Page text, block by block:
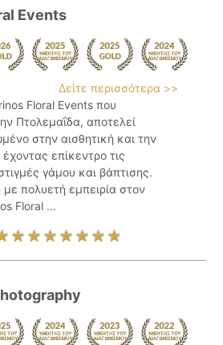
Events
Δείτε περισσότερα >>
Floral Events που
Πτολεμαΐδα, αποτελεί
στην αισθητική και την
επίκεντρο τις
γάμου και βάπτισης.
με πολυετή εμπειρία στον
Floral ...